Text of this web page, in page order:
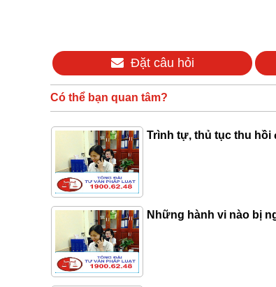
Đặt câu hỏi
Có thể bạn quan tâm?
Trình tự, thủ tục thu hồi
Những hành vi nào bị